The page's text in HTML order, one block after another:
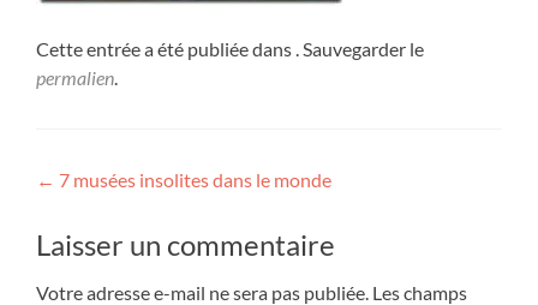
Cette entrée a été publiée dans . Sauvegarder le
permalien.
Navigation
de
l’article
← 7 musées insolites dans le monde
Laisser un commentaire
Votre adresse e-mail ne sera pas publiée. Les champs